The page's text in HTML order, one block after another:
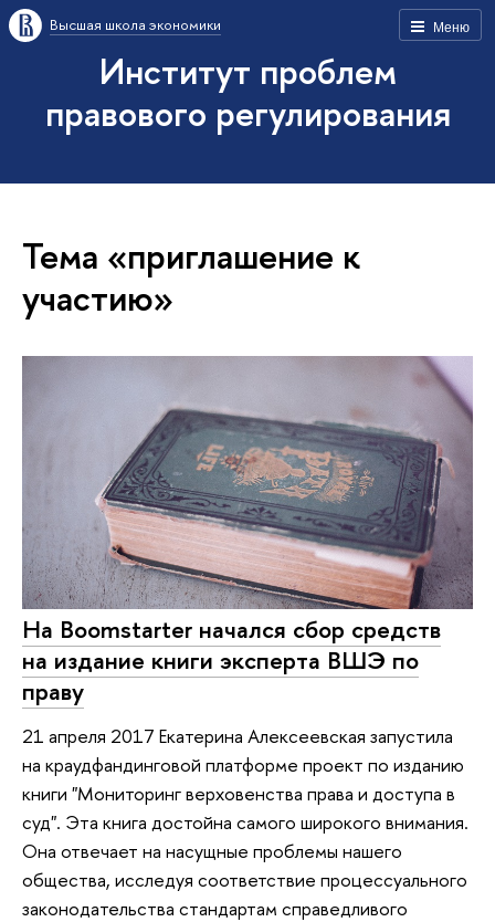
Меню
Высшая школа экономики
Институт проблем
правового регулирования
Тема «приглашение к
участию»
На Boomstarter начался сбор средств
на издание книги эксперта ВШЭ по
праву
21 апреля 2017 Екатерина Алексеевская запустила
на краудфандинговой платформе проект по изданию
книги "Мониторинг верховенства права и доступа в
суд". Эта книга достойна самого широкого внимания.
Она отвечает на насущные проблемы нашего
общества, исследуя соответствие процессуального
законодательства стандартам справедливого